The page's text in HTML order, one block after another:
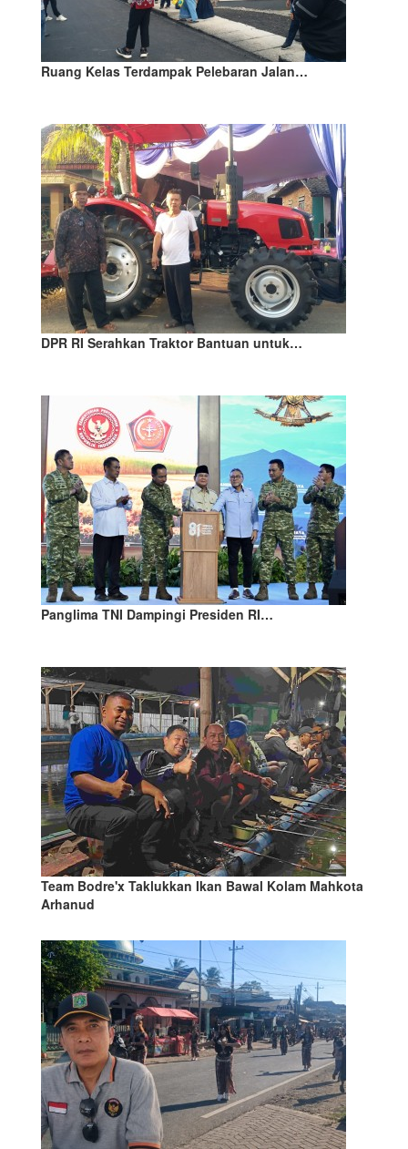
Ruang Kelas Terdampak Pelebaran Jalan…
DPR RI Serahkan Traktor Bantuan untuk…
Panglima TNI Dampingi Presiden RI…
Team Bodre'x Taklukkan Ikan Bawal Kolam Mahkota
Arhanud